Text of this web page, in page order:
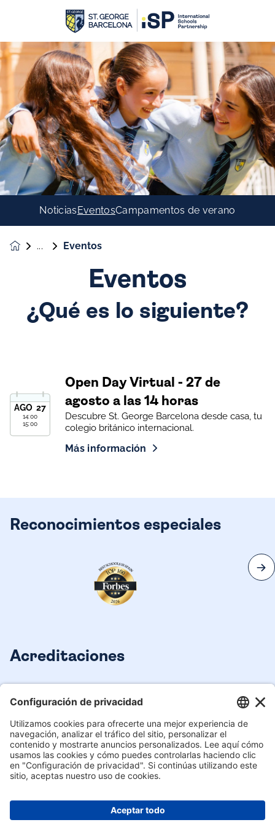
NoticiasEventosCampamentos de verano
Eventos
Eventos
¿Qué es lo siguiente?
AGO 27
14:00
15:00
Open Day Virtual - 27 de
agosto a las 14 horas
Descubre St. George Barcelona desde casa, tu
colegio británico internacional.
Más información
Reconocimientos especiales
Acreditaciones